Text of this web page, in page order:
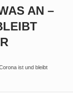
AN –
ist und bleibt